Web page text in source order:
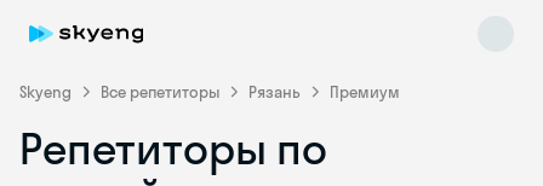
Skyeng Все репетиторы Рязань Премиум
Репетиторы по